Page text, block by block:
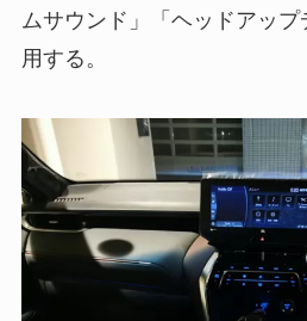
ムサウンド」「ヘッドアッ
用する。